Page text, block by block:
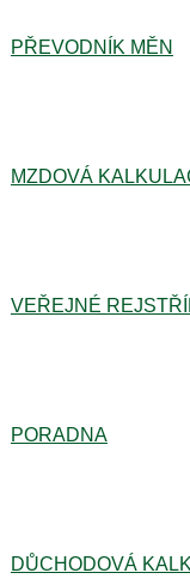
PŘEVODNÍK MĚN
MZDOVÁ
VEŘEJNÉ
PORADNA
DŮCHODOVÁ